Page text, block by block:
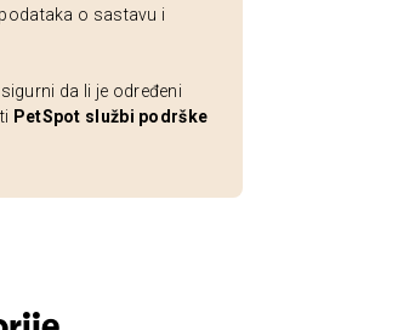
o sastavu i
da li je određeni
PetSpot službi podrške